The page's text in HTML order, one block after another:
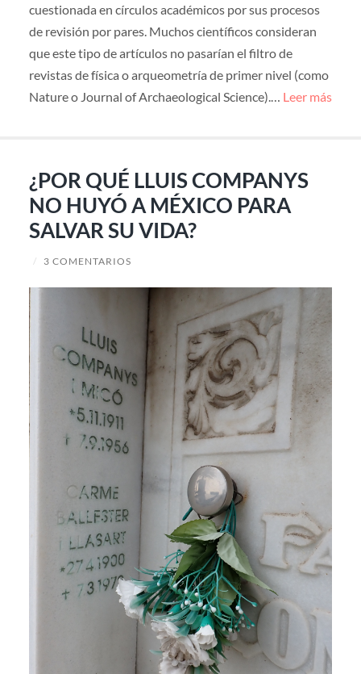
cuestionada en círculos académicos por sus procesos
de revisión por pares. Muchos científicos consideran
que este tipo de artículos no pasarían el filtro de
revistas de física o arqueometría de primer nivel (como
Nature o Journal of Archaeological Science).… Leer más
¿POR QUÉ LLUIS COMPANYS
NO HUYÓ A MÉXICO PARA
SALVAR SU VIDA?
/ 3 COMENTARIOS